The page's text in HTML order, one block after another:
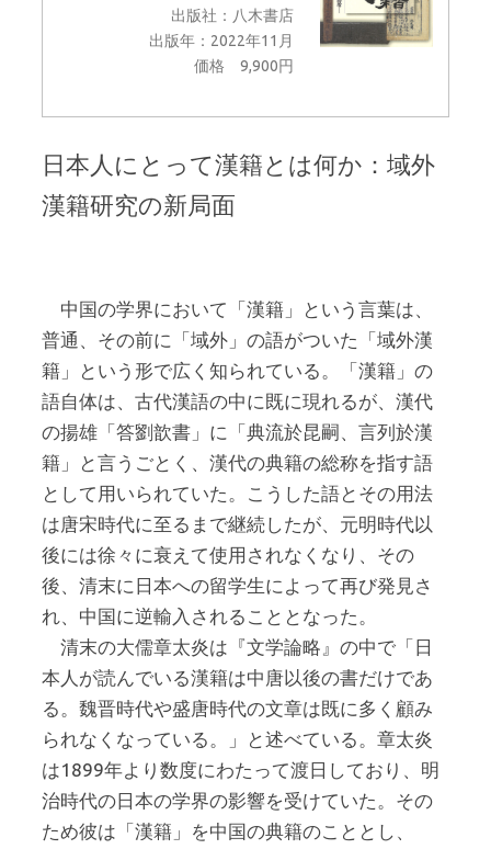
出版社：八木書店
出版年：2022年11月
価格 9,900円
日本人にとって漢籍とは何か：域外
漢籍研究の新局面
中国の学界において「漢籍」という言葉は、
普通、その前に「域外」の語がついた「域外漢
籍」という形で広く知られている。「漢籍」の
語自体は、古代漢語の中に既に現れるが、漢代
の揚雄「答劉歆書」に「典流於昆嗣、言列於漢
籍」と言うごとく、漢代の典籍の総称を指す語
として用いられていた。こうした語とその用法
は唐宋時代に至るまで継続したが、元明時代以
後には徐々に衰えて使用されなくなり、その
後、清末に日本への留学生によって再び発見さ
れ、中国に逆輸入されることとなった。
清末の大儒章太炎は『文学論略』の中で「日
本人が読んでいる漢籍は中唐以後の書だけであ
る。魏晋時代や盛唐時代の文章は既に多く顧み
られなくなっている。」と述べている。章太炎
は1899年より数度にわたって渡日しており、明
治時代の日本の学界の影響を受けていた。その
ため彼は「漢籍」を中国の典籍のこととし、